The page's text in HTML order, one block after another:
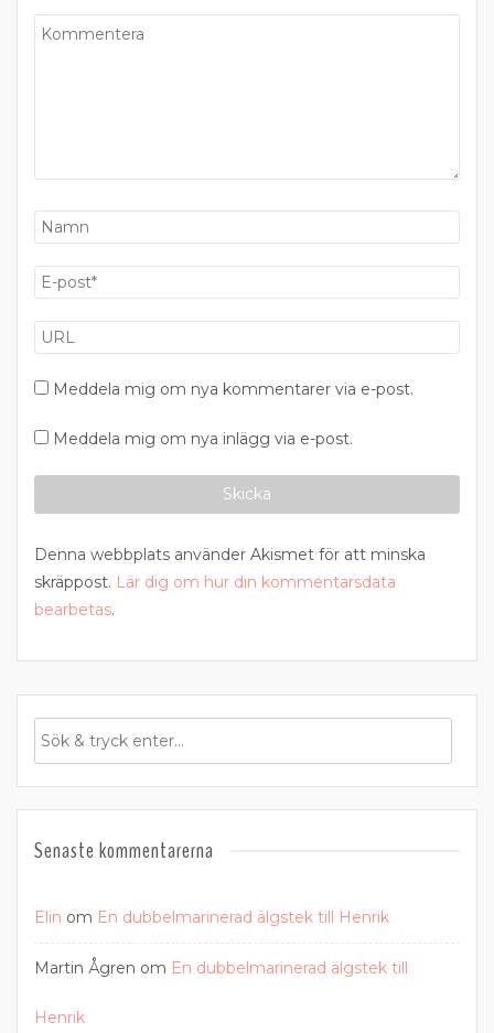
Meddela mig om nya kommentarer via e-post.
Meddela mig om nya inlägg via e-post.
Denna webbplats använder Akismet för att minska
skräppost. Lär dig om hur din kommentarsdata
bearbetas.
Senaste kommentarerna
Elin om En dubbelmarinerad älgstek till Henrik
Martin Ågren om En dubbelmarinerad älgstek till
Henrik